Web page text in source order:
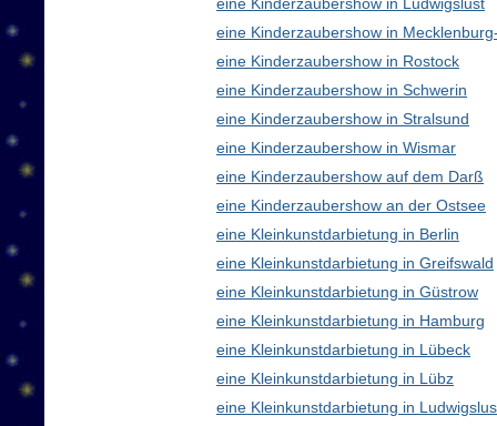
eine Kinderzaubershow in Ludwigslust
eine Kinderzaubershow in
eine Kinderzaubershow in Rostock
eine Kinderzaubershow in Schwerin
eine Kinderzaubershow in Stralsund
eine Kinderzaubershow in Wismar
eine Kinderzaubershow auf dem Darß
eine Kinderzaubershow an der Ostsee
eine Kleinkunstdarbietung in Berlin
eine Kleinkunstdarbietung in Greifswald
eine Kleinkunstdarbietung in Güstrow
eine Kleinkunstdarbietung in Hamburg
eine Kleinkunstdarbietung in Lübeck
eine Kleinkunstdarbietung in Lübz
eine Kleinkunstdarbietung in